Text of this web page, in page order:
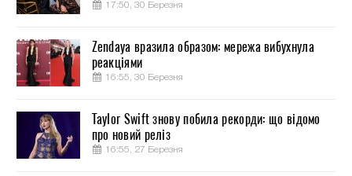
17:50, 30 Березня
Zendaya вразила образом: мережа вибухнула
реакціями
16:55, 30 Березня
Taylor Swift знову побила рекорди: що відомо
про новий реліз
16:55, 27 Березня